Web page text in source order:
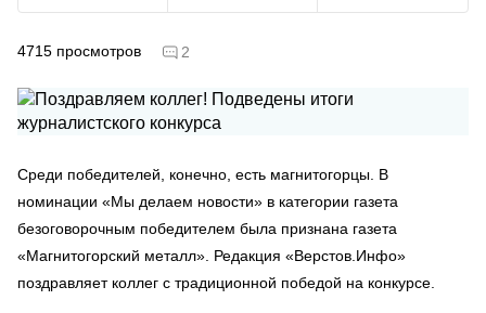
4715 просмотров 2
Среди победителей, конечно, есть магнитогорцы. В
номинации «Мы делаем новости» в категории газета
безоговорочным победителем была признана газета
«Магнитогорский металл». Редакция «Верстов.Инфо»
поздравляет коллег с традиционной победой на конкурсе.